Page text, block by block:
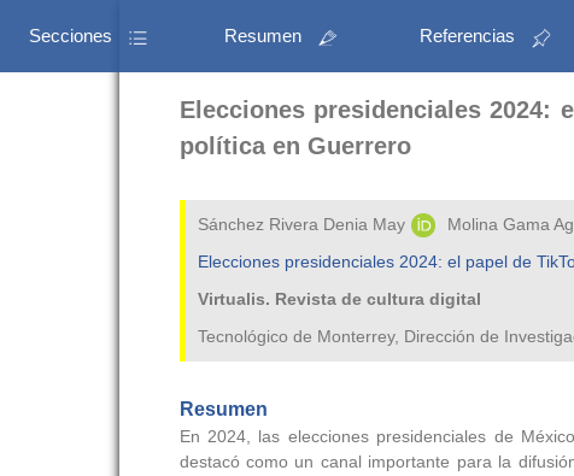
Secciones Resumen Referencias
Elecciones presidenciales
política en Guerrero
Sánchez Rivera Denia May Molina Gama
Elecciones presidenciales 2024: el papel de
Virtualis. Revista de cultura digital
Tecnológico de Monterrey, Dirección de
Resumen
En 2024, las elecciones presidenciales de
destacó como un canal importante para la